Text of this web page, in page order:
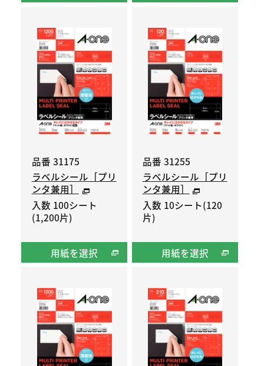
品番 31175
ラベルシール［プリ
ンタ兼用］
入数 100シート
(1,200片)
用紙を選択
品番 31255
ラベルシール［プリ
ンタ兼用］
入数 10シート(120
片)
用紙を選択